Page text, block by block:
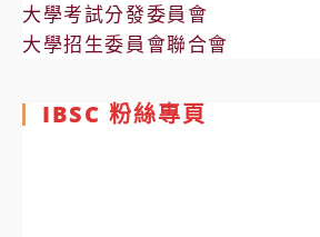
大學考試分發委員會
大學招生委員會聯合會
IBSC 粉絲專頁